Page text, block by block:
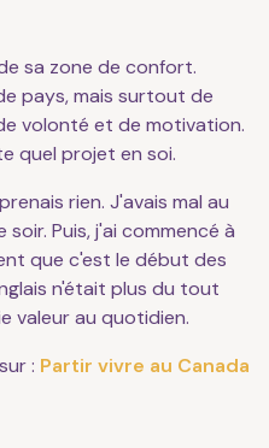
sa zone de confort.
pays, mais surtout de
volonté et de motivation.
quel projet en soi.
rien. J'avais mal au
Puis, j'ai commencé à
que c'est le début des
n'était plus du tout
valeur au quotidien.
: Partir vivre au Canada